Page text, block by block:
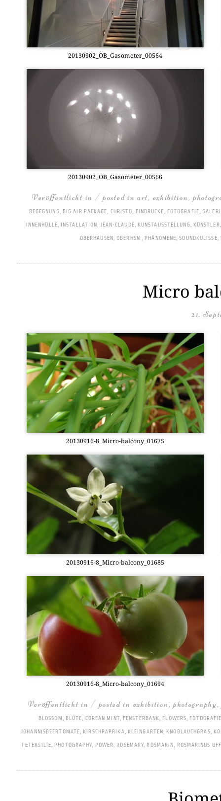
20130902_OB_Gasometer_00564
20130902_OB_Gasometer_00566
Veröffentlicht in / posted inart, exhibition,
BEGEGNUNG, BIG AIR PACKAGE, CHRISTO, EINDRÜCKE, FOTOGRAFIE,
INNENHÜLLE, INSTALLATION, JEAN-CLAUDE, KUNSTAUSSTELLUNG, KÜNSTLER
OBERHAUSEN,OBERHSN., PHÄNOMENE,SOUNDKULISSE,
Micro
21.
20130916-8_Mi­cro-bal­c­o­ny­_01675
20130916-8_Mi­cro-bal­c­o­ny­_01685
20130916-8_Mi­cro-bal­c­o­ny­_01694
Veröffentlicht in / posted in exhibition, photography
BLOSSOM , BLÜTE, COREAN MINT, FENSTERBANK, FLOWERS,
JOHANNISBEERTOMATE, KIRSCHPAPRIKA, KLEINGARTEN, KNOBLAUCHGRAS,
PETERSILIE, PHOTOGRAPHY, POWER, ROSEMARY, ROSMARIN, ROSMARINUS